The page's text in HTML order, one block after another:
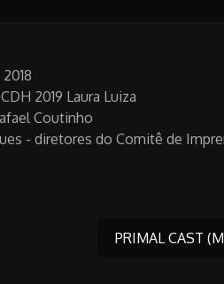
2019 Laura Luiza
Coutinho
- diretores do Comitê de
PRIMAL CAST